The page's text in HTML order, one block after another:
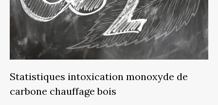
Statistiques intoxication monoxyde de
carbone chauffage bois